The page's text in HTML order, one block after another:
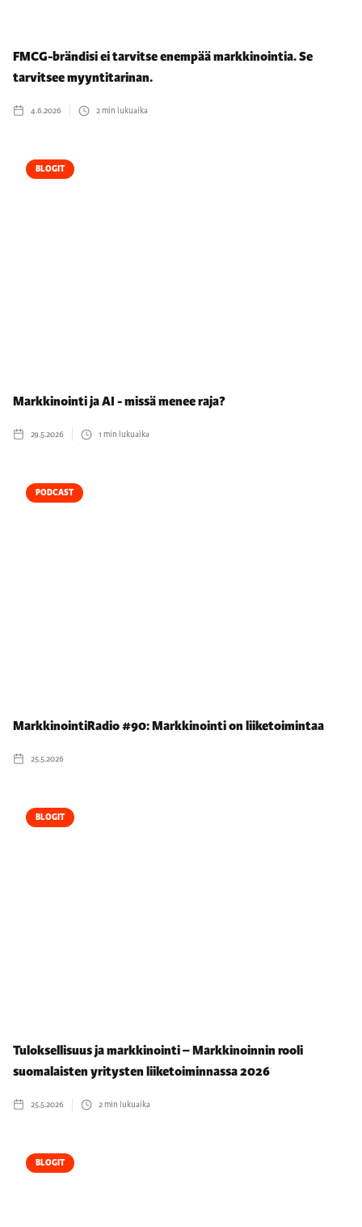
FMCG-brändisi ei tarvitse enempää markkinointia. Se
tarvitsee myyntitarinan.
4.6.2026 2min lukuaika
BLOGIT
Markkinointi ja AI - missä menee raja?
29.5.2026 1 min lukuaika
PODCAST
MarkkinointiRadio #90: Markkinointi on liiketoimintaa
25.5.2026
BLOGIT
Tuloksellisuus ja markkinointi – Markkinoinnin rooli
suomalaisten yritysten liiketoiminnassa 2026
25.5.2026 2min lukuaika
BLOGIT